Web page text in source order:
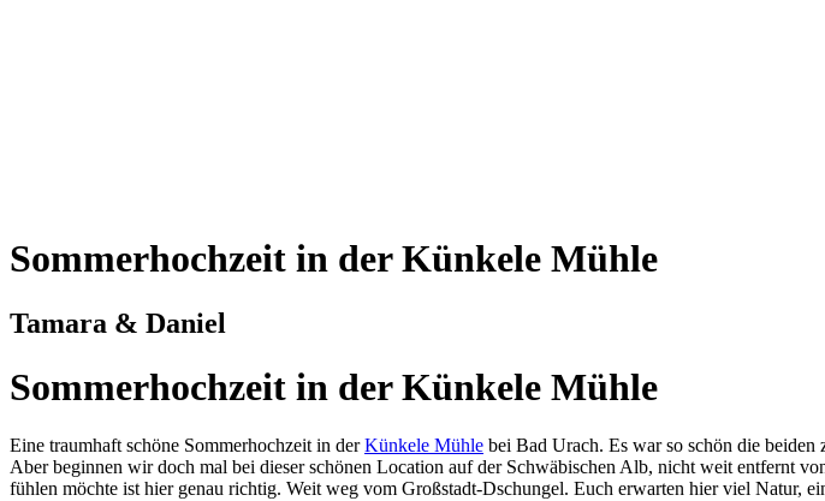
Sommerhochzeit in der Künkele Mühle
Tamara & Daniel
Sommerhochzeit in der Künkele Mühle
Eine traumhaft schöne Sommerhochzeit in derKünkele Mühle bei Bad Urach. Es war so schön die
Aber beginnen wir doch mal bei dieser schönen Location auf der Schwäbischen Alb, nicht weit entfernt
fühlen möchte ist hier genau richtig. Weit weg vom Großstadt-Dschungel. Euch erwarten hier viel Natur,